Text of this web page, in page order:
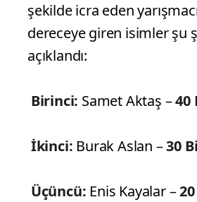
şekilde icra eden
dereceye giren isimler şu
açıklandı:
Birinci: Samet Aktaş –40
İkinci: Burak Aslan –30
Üçüncü: Enis Kayalar –